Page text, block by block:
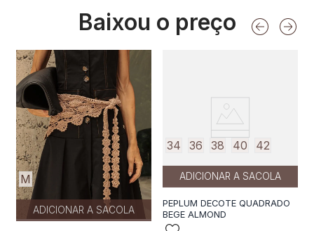
Baixou o preço
M
ADICIONAR A SACOLA
34 36 38 40 42
ADICIONAR A SACOLA
PEPLUM DECOTE QUADRADO
BEGE ALMOND